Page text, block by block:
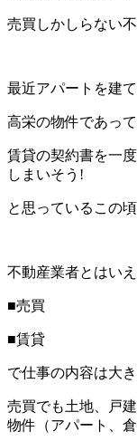
売買しかしらない
最近アパートを建
高栄の物件であっ
賃貸の契約書を一
しまいそう!
と思っているこの
不動産業者とはいえ
■売買
■賃貸
で仕事の内容は大
売買でも土地、戸
物件（アパート、倉